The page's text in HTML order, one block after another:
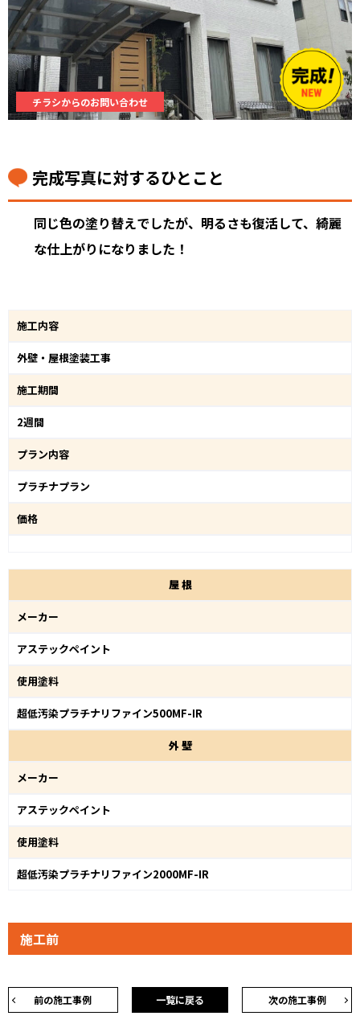
チラシからのお問い合わせ
完成写真に対するひとこと
同じ色の塗り替えでしたが、明るさも復活して、綺麗
な仕上がりになりました！
施工内容
外壁・屋根塗装工事
施工期間
2週間
プラン内容
プラチナプラン
価格
屋根
メーカー
アステックペイント
使用塗料
超低汚染プラチナリファイン500MF-IR
外壁
メーカー
アステックペイント
使用塗料
超低汚染プラチナリファイン2000MF-IR
施工前
前の施工事例 次の施工事例
一覧に戻る